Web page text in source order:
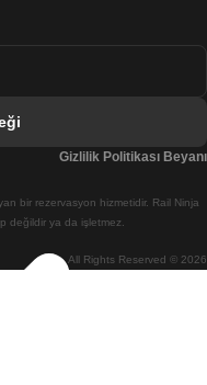
Treni
Treni All Rights Reserved © 2026
bir rezervasyon hizmetidir. Rail Ninja
değildir ya da işletmez.
Gizlilik Politikası Beyanı